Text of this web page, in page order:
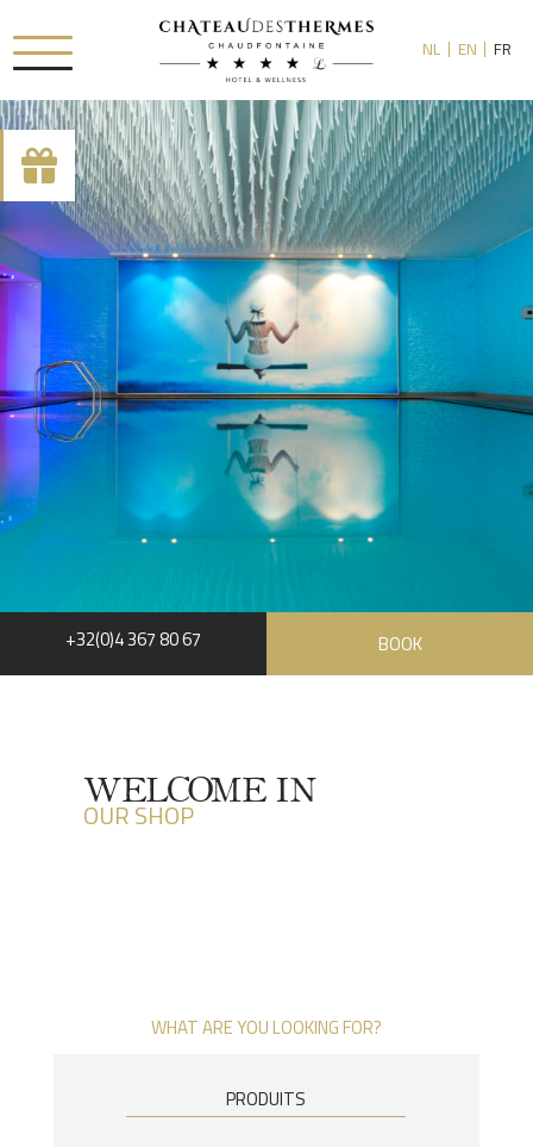
[availability_search category_dropdown="true"
category_include="sejour, chambre"]
RUE HAUSTER 9, B-4050 CHAUDFONTAINE
+32(0)4 367 80 67
INFO[AT]CHATEAUDESTHERMES.BE
DÉCOUVREZ NOS PROMOTIONS
NL EN FR
+32(0)4 367 80 67 BOOK
WELCOME IN
OUR SHOP
WHAT ARE YOU LOOKING FOR?
PRODUITS